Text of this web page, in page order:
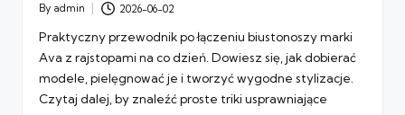
Posted
By admin 2026-06-02
Praktyczny przewodnik po łączeniu biustonoszy marki
Ava z rajstopami na co dzień. Dowiesz się, jak dobierać
modele, pielęgnować je i tworzyć wygodne stylizacje.
Czytaj dalej, by znaleźć proste triki usprawniające